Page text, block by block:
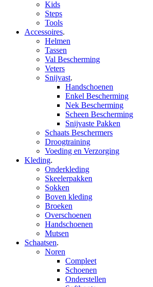
Kids
Steps
Tools
Accessoires.
Helmen
Tassen
Val Bescherming
Veters
Snijvast.
Handschoenen
Enkel Bescherming
Nek Bescherming
Scheen Bescherming
Snijvaste Pakken
Schaats Beschermers
Droogtraining
Voeding en Verzorging
Kleding.
Onderkleding
Skeelerpakken
Sokken
Boven kleding
Broeken
Overschoenen
Handschoenen
Mutsen
Schaatsen.
Noren
Compleet
Schoenen
Onderstellen